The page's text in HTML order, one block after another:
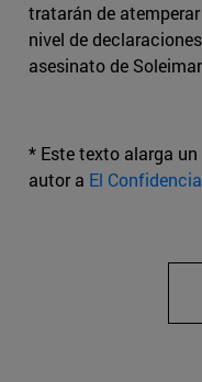
tratarán de
nivel de
asesinato de
* Este texto alarga
autor a El